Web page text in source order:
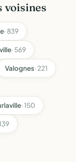
voisines
· 839
· 569
Valognes· 221
· 150